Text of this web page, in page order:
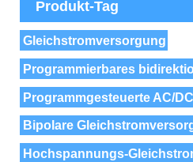
Produkt-Tag
Gleichstromversorgung
Programmierbares
Programmgesteuerte AC/
Bipolare
Hochspannungs-